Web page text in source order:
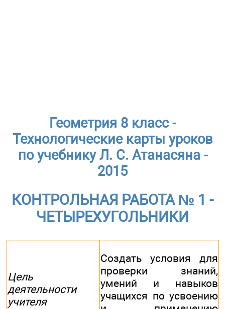
Геометрия 8 класс -
Технологические карты уроков
по учебнику Л. С. Атанасяна -
2015
КОНТРОЛЬНАЯ РАБОТА № 1 -
ЧЕТЫРЕХУГОЛЬНИКИ
Цель
деятельности
учителя
Создать условия для
проверки знаний,
умений и навыков
учащихся по усвоению